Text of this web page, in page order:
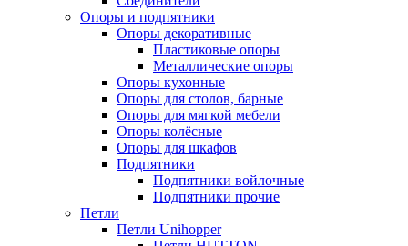
Опоры и подпятники
Опоры декоративные
Пластиковые опоры
Металлические опоры
Опоры кухонные
Опоры для столов, барные
Опоры для мягкой мебели
Опоры колёсные
Опоры для шкафов
Подпятники
Подпятники войлочные
Подпятники прочие
Петли
Петли Unihopper